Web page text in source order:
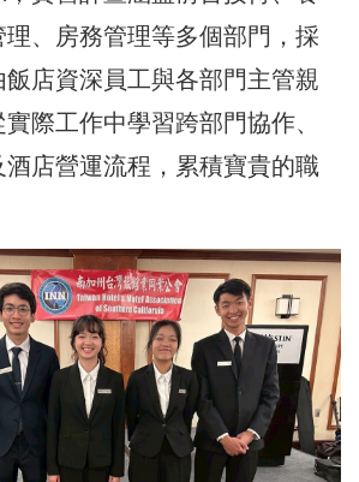
、房務管理等多個部門，採
店資深員工與各部門主管親
際工作中學習跨部門協作、
店營運流程，累積寶貴的職